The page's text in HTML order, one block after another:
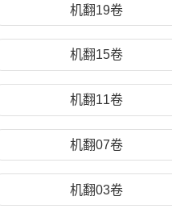
机翻19卷
机翻15卷
机翻11卷
机翻07卷
机翻03卷